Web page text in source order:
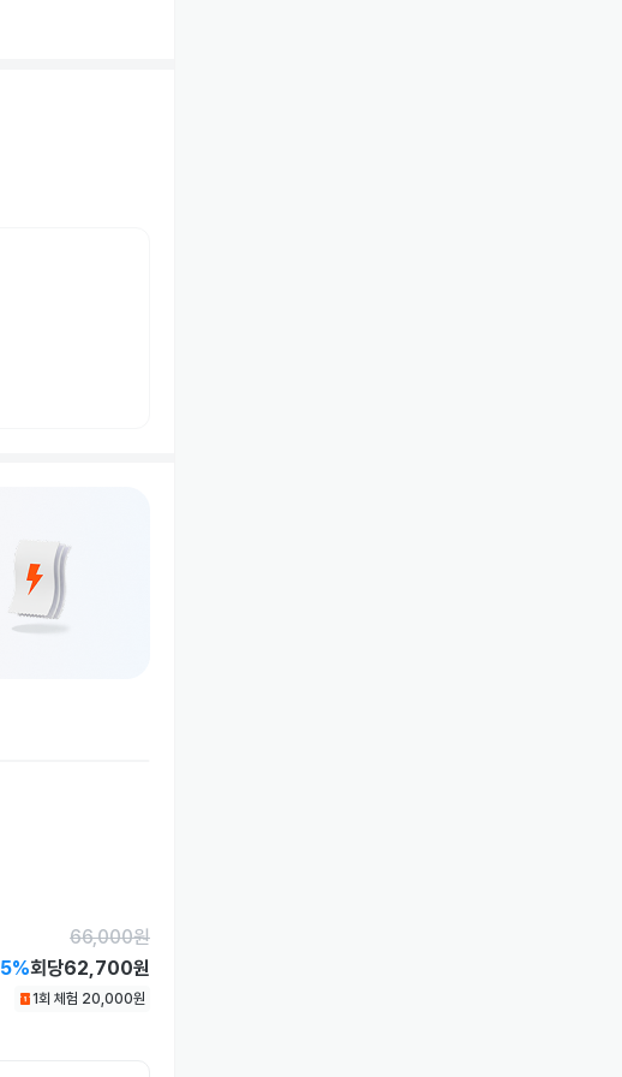
66,000원
5%회당62,700원
1회 체험 20,000원